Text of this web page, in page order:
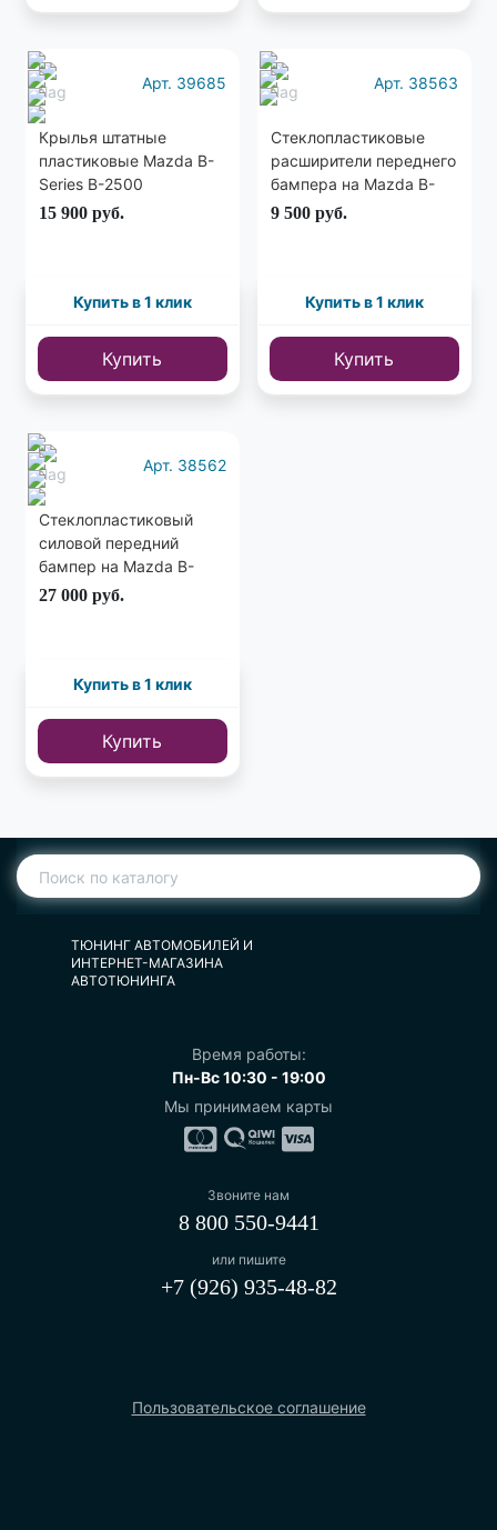
Арт. 39685
Крылья штатные
пластиковые Mazda B-
Series B-2500
15 900 руб.
Купить в 1 клик
Купить
Арт. 38563
Стеклопластиковые
расширители переднего
бампера на Mazda B-
Series B-2500
9 500 руб.
Купить в 1 клик
Купить
Арт. 38562
Стеклопластиковый
силовой передний
бампер на Mazda B-
Series B-2500
27 000 руб.
Купить в 1 клик
Купить
ТЮНИНГ АВТОМОБИЛЕЙ И
ИНТЕРНЕТ-МАГАЗИНА
АВТОТЮНИНГА
Время работы:
Пн-Вс 10:30 - 19:00
Мы принимаем карты
Звоните нам
8 800 550-9441
Пользовательское соглашение
или пишите
+7 (926) 935-48-82